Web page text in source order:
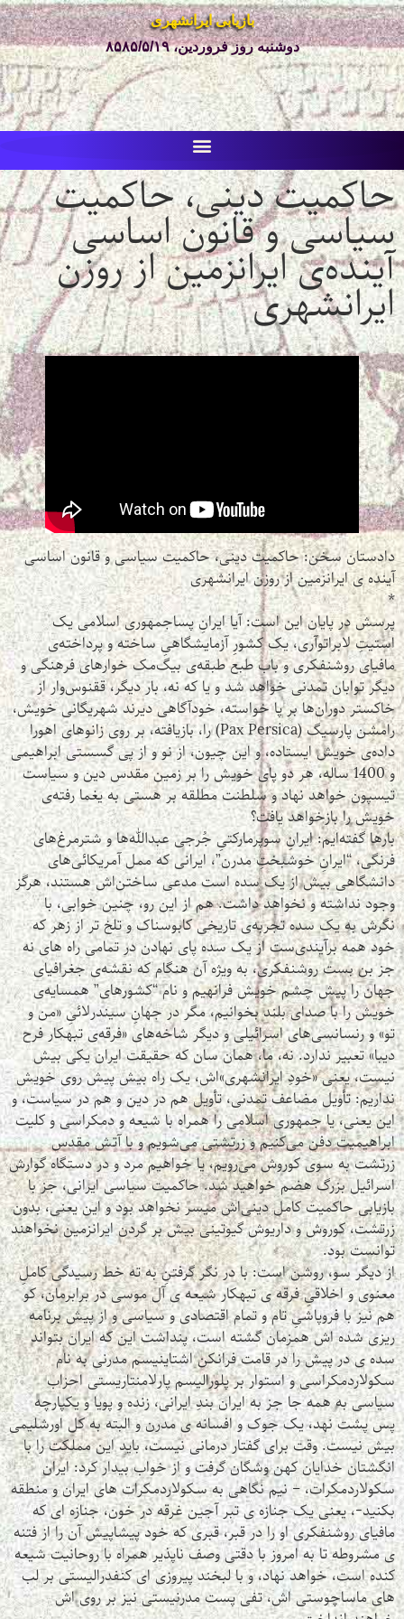
بازیابی ایرانشهری
دوشنبه روز فروردین، ۸۵۸۵/۵/۱۹
حاکمیت دینی، حاکمیت
سیاسی و قانون اساسی
آینده‌ی ایرانزمین از روزن
ایرانشهری
دادستان سخن: حاکمیت دینی، حاکمیت سیاسی و قانون اساسی
آینده ی ایرانزمین از روزن ایرانشهری
*
پرسش در پایان این است: آیا ایرانِ پساجمهوری اسلامی یک
استیتِ لابراتوآری، یک کشورِ آزمایشگاهیِ ساخته و پرداخته‌ی
مافیای روشنفکری و باب طبع طبقه‌ی بیگ‌مک خوارهای فرهنگی و
دیگر توابان تمدنی خواهد شد و یا که نه، بار دیگر، ققنوس‌وار از
خاکستر دوران‌ها بر پا خواسته، خودآگاهی دیرند شهریگانی خویش،
رامشن پارسیگ (Pax Persica) را، بازیافته، بر روی زانوهای اهورا
داده‌ی خویش ایستاده، و این چیون، از نو و از پی گسستی ابراهیمی
و 1400 ساله، هر دو پای خویش را بر زمین مقدس دین و سیاست
تیسپون خواهد نهاد و سلطنت مطلقه بر هستی به یغما رفته‌ی
خویش را بازخواهد یافت؟
بارها گفته‌ایم: ایرانِ سوپرمارکتیِ جُرجی عبدالله‌ها و شترمرغ‌های
فرنگی، “ایرانِ خوشبختِ مدرن”، ایرانی که ممل آمریکائی‌های
دانشگاهی بیش از یک سده است مدعی ساختن‌اش هستند، هرگز
وجود نداشته و نخواهد داشت. هم از این رو، چنین خوابی، با
نگرش به یک سده تجربه‌ی تاریخی کابوسناک و تلخ تر از زهر که
خود همه برآیندی‌ست از یک سده پای نهادن در تمامی راه های نه
جز بن بست روشنفکری، به ویژه آن هنگام که نقشه‌ی جغرافیای
جهان را پیش چشم خویش فرانهیم و نام “کشورهای” همسایه‌ی
خویش را با صدای بلند بخوانیم، مگر در جهانِ سیندرلائیِ «من و
تو» و رنسانسی‌های اسرائیلی و دیگر شاخه‌های «فرقه‌ی تبهکار فرح
دیبا» تعبیر ندارد. نه، ما، همان سان که حقیقت ایران یکی بیش
نیست، یعنی «خودِ ایرانشهری»‌اش، یک راه بیش پیش روی خویش
نداریم: تأویل مضاعف تمدنی، تأویل هم در دین و هم در سیاست، و
این یعنی، یا جمهوری اسلامی را همراه با شیعه و دمکراسی و کلیت
ابراهیمیت دفن می‌کنیم و زرتشتی می‌شویم و با آتش مقدس
زرتشت به سوی کوروش می‌رویم، یا خواهیم مرد و در دستگاه گوارش
اسرائیل بزرگ هضم خواهید شد. حاکمیت سیاسی ایرانی، جز با
بازیابی حاکمیت کامل دینی‌اش میسر نخواهد بود و این یعنی، بدون
زرتشت، کوروش و داریوش گیوتینی بیش بر گردن ایرانزمین نخواهند
توانست بود.
از دیگر سو، روشن است: با در نگر گرفتنِ به ته خط رسیدگی کاملِ
معنوی و اخلاقیِ فرقه ی تبهکار شیعه ی آل موسی در برابرمان، کو
هم نیز با فروپاشیِ تام و تمام اقتصادی و سیاسی و از پیش برنامه
ریزی شده اش همزمان گشته است، پنداشت این که ایران بتواند
سده ی در پیش را در قامت فرانکن اشتاینیسم مدرنی به نام
سکولاردمکراسی و استوار بر پلورالیسم پارلامنتاریستی احزاب
سیاسی به همه جا جز به ایران بندِ ایرانی، زنده و پویا و یکپارچه
پس پشت نهد، یک جوک و افسانه ی مدرن و البته به کل اورشلیمی
بیش نیست. وقت برای گفتار درمانی نیست، باید این مملکت را با
انگشتان خدایان کهن وشگان گرفت و از خواب بیدار کرد: ایران
سکولاردمکرات، – نیم نگاهی به سکولاردمکرات های ایران و منطقه
بکنید-، یعنی یک جنازه ی تبر آجین غرقه در خون، جنازه ای که
مافیای روشنفکری او را در قبر، قبری که خود پیشاپیش آن را از فتنه
ی مشروطه تا به امروز با دقتی وصف ناپذیر همراه با روحانیت شیعه
کنده است، خواهد نهاد، و با لبخند پیروزی ای کنفدرالیستی بر لب
های ماساچوستی اش، تفی پست مدرنیستی نیز بر روی اش